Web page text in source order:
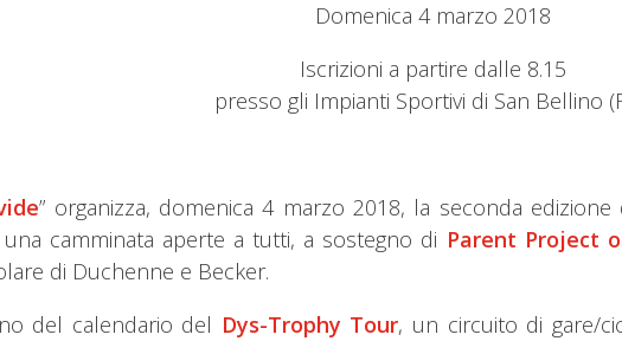
Domenica 4 marzo 2018
Iscrizioni a partire dalle 8.15
presso gli Impianti Sportivi di San Bellino
” organizza, domenica 4 marzo 2018, la seconda edizione
camminata aperte a tutti, a sostegno di Parent Project
di Duchenne e Becker.
del calendario del Dys-Trophy Tour, un circuito di gare/